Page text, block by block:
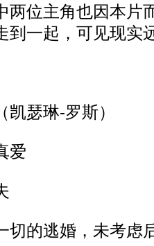
两位主角也因本片
到一起，可见现实
瑟琳-罗斯）
爱
的逃婚，未考虑